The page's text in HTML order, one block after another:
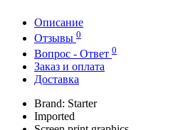
Описание
Отзывы 0
Вопрос - Ответ 0
Заказ и оплата
Доставка
Brand: Starter
Imported